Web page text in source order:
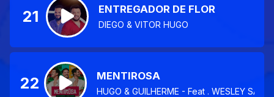
21 ENTREGADOR DE FLOR
DIEGO & VITOR HUGO
22 MENTIROSA
HUGO & GUILHERME - Feat . WESLEY